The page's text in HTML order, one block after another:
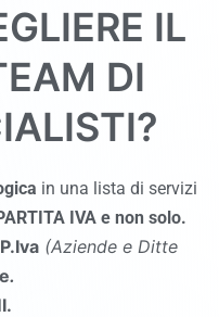
IL
DI
in una lista di servizi
IVA e non solo.
(Aziende e Ditte
.